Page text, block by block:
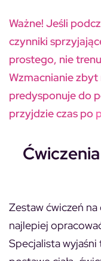
Ważne! Jeśli
czynniki
prostego, nie
Wzmacnianie
predysponuje do
przyjdzie czas po
Zestaw ćwiczeń
najlepiej
Specjalista wyjaśni